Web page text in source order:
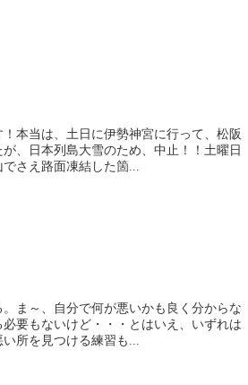
本当は、土日に伊勢神宮に行って、松阪
、日本列島大雪のため、中止！！土曜日
さえ路面凍結した箇...
ま～、自分で何が悪いかも良く分からな
要もないけど・・・とはいえ、いずれは
所を見つける練習も...